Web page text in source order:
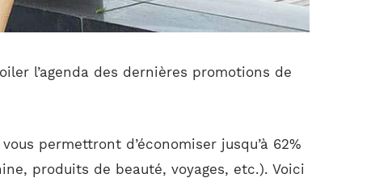
l’agenda des dernières promotions de
permettront d’économiser jusqu’à 62%
produits de beauté, voyages, etc.). Voici